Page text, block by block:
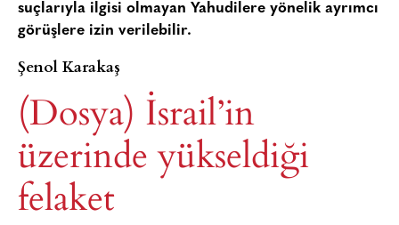
suçlarıyla ilgisi olmayan Yahudilere yönelik ayrımcı
görüşlere izin verilebilir.
Şenol Karakaş
(Dosya) İsrail’in
üzerinde yükseldiği
felaket